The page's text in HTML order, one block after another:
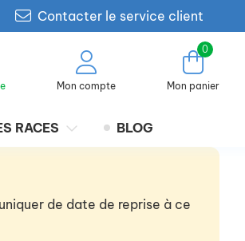
Contacter le service client
Mon compte
0
Mon panier
RACES BLOG
de date de reprise à ce